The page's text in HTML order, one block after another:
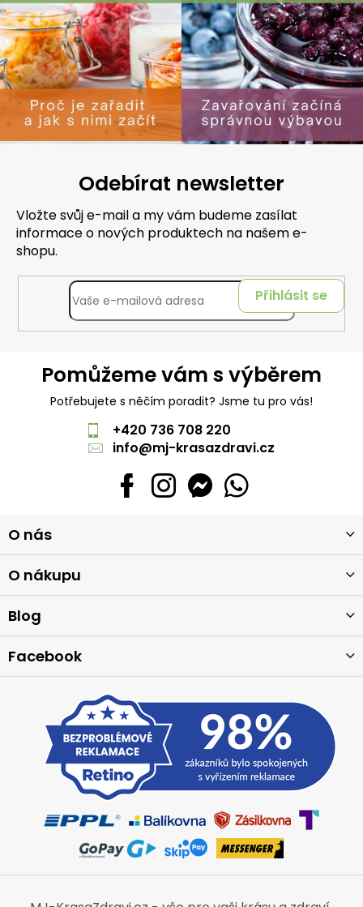
Odebírat newsletter
Vložte svůj e-mail a my vám budeme zasílat
informace o nových produktech na našem e-
shopu.
Přihlásit se
Pomůžeme vám s výběrem
Potřebujete s něčím poradit? Jsme tu pro vás!
+420 736 708 220
info@mj-krasazdravi.cz
á
p
a
t
O nás
O nákupu
Blog
Facebook